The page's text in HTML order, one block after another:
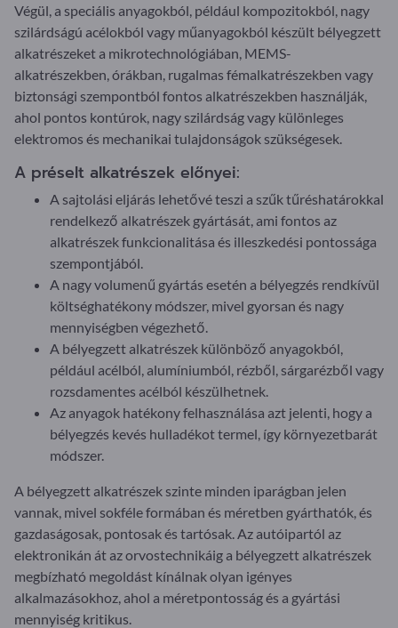
Végül, a speciális anyagokból, például kompozitokból, nagy
szilárdságú acélokból vagy műanyagokból készült bélyegzett
alkatrészeket a mikrotechnológiában, MEMS-
alkatrészekben, órákban, rugalmas fémalkatrészekben vagy
biztonsági szempontból fontos alkatrészekben használják,
ahol pontos kontúrok, nagy szilárdság vagy különleges
elektromos és mechanikai tulajdonságok szükségesek.
A préselt alkatrészek előnyei:
A sajtolási eljárás lehetővé teszi a szűk tűréshatárokkal
rendelkező alkatrészek gyártását, ami fontos az
alkatrészek funkcionalitása és illeszkedési pontossága
szempontjából.
A nagy volumenű gyártás esetén a bélyegzés rendkívül
költséghatékony módszer, mivel gyorsan és nagy
mennyiségben végezhető.
A bélyegzett alkatrészek különböző anyagokból,
például acélból, alumíniumból, rézből, sárgarézből vagy
rozsdamentes acélból készülhetnek.
Az anyagok hatékony felhasználása azt jelenti, hogy a
bélyegzés kevés hulladékot termel, így környezetbarát
módszer.
A bélyegzett alkatrészek szinte minden iparágban jelen
vannak, mivel sokféle formában és méretben gyárthatók, és
gazdaságosak, pontosak és tartósak. Az autóipartól az
elektronikán át az orvostechnikáig a bélyegzett alkatrészek
megbízható megoldást kínálnak olyan igényes
alkalmazásokhoz, ahol a méretpontosság és a gyártási
mennyiség kritikus.